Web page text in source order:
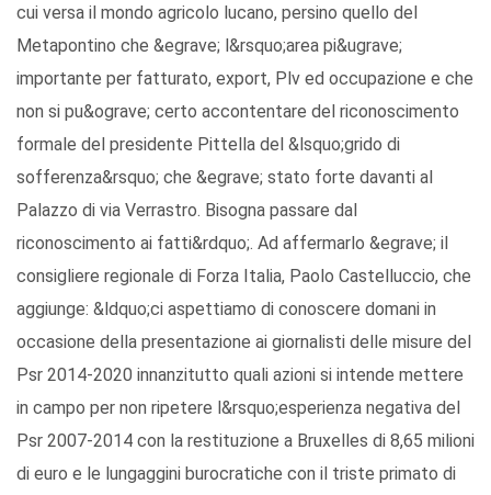
cui versa il mondo agricolo lucano, persino quello del
Metapontino che &egrave; l&rsquo;area pi&ugrave;
importante per fatturato, export, Plv ed occupazione e che
non si pu&ograve; certo accontentare del riconoscimento
formale del presidente Pittella del &lsquo;grido di
sofferenza&rsquo; che &egrave; stato forte davanti al
Palazzo di via Verrastro. Bisogna passare dal
riconoscimento ai fatti&rdquo;. Ad affermarlo &egrave; il
consigliere regionale di Forza Italia, Paolo Castelluccio, che
aggiunge: &ldquo;ci aspettiamo di conoscere domani in
occasione della presentazione ai giornalisti delle misure del
Psr 2014-2020 innanzitutto quali azioni si intende mettere
in campo per non ripetere l&rsquo;esperienza negativa del
Psr 2007-2014 con la restituzione a Bruxelles di 8,65 milioni
di euro e le lungaggini burocratiche con il triste primato di